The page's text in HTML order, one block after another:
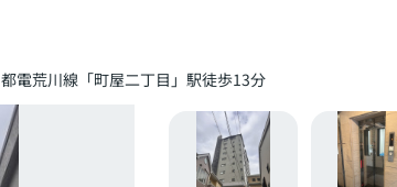
都電荒川線「町屋二丁目」駅徒歩13分